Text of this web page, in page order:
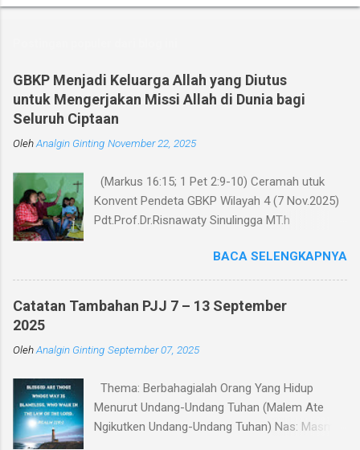
o
n
t
a
r
GBKP Menjadi Keluarga Allah yang Diutus
untuk Mengerjakan Missi Allah di Dunia bagi
Seluruh Ciptaan
OlehAnalgin Ginting November 22, 2025
(Markus 16:15; 1 Pet 2:9-10) Ceramah utuk
Konvent Pendeta GBKP Wilayah 4 (7 Nov.2025)
Pdt.Prof.Dr.Risnawaty Sinulingga MT.h
kesempatan berharga saat ini dalam
menyampaikan ceramah tentang visi baru
gereja GBKP. Ceramah ini disampaikan menurut
perumusan visi, dianalisa berdasarkan teks
dibandingkan dengan panggilan gereja dalam
GBKP yang sedikit berbeda dengan teks acuan
Alkitab, menunjukkan bahwa GBKP memiliki
landasan dogmatis yang cukup kuat dalam
BACA SELENGKAPNYA
Catatan Tambahan PJJ 7 – 13 September
2025
OlehAnalgin Ginting September 07, 2025
Thema: Berbahagialah Orang Yang Hidup
Menurut Undang-Undang Tuhan (Malem Ate
Ngikutken Undang-Undang Tuhan) Nas: Masmur